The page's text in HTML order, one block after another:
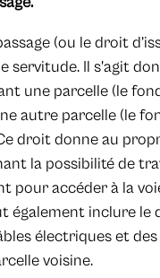
(ou le droit
servitude. Il s'agit
une parcelle (le
autre parcelle (le
droit donne au
la possibilité de
pour accéder à la
également inclure le
électriques et
voisine.